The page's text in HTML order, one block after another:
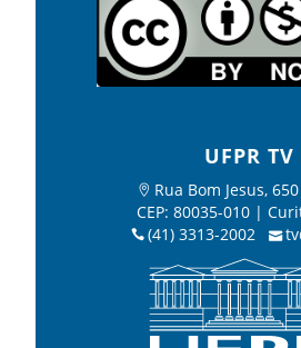
UFPR TV
Rua Bom Jesus,
CEP: 80035-010 |
(41) 3313-2002